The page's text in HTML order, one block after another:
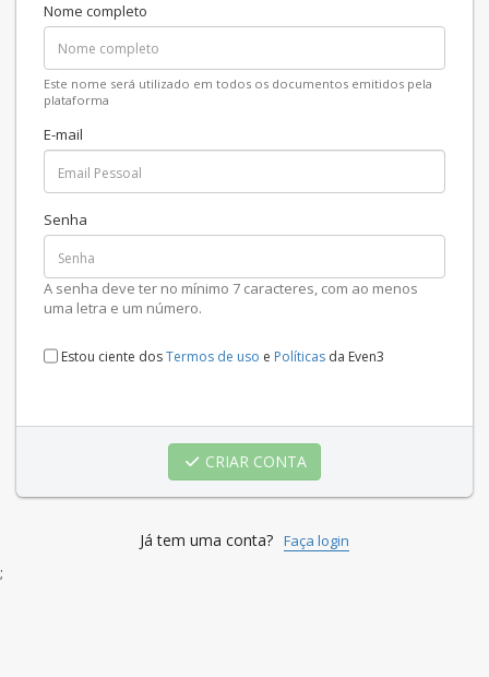
Nome completo
Este nome será utilizado em todos os documentos emitidos pela
plataforma
E-mail
Senha
A senha deve ter no mínimo 7 caracteres, com ao menos
uma letra e um número.
Estou ciente dosTermos de uso e Políticas da Even3
CRIAR CONTA
Já tem uma conta? Faça login
;